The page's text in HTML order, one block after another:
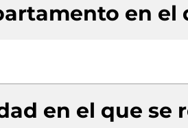
en el
en el que se